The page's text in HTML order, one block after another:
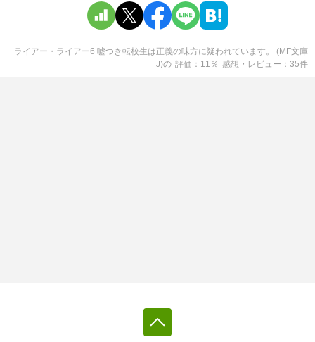
ライアー・ライアー6 嘘つき転校生は正義の味方に疑われています。 (MF文庫
J)の 評価 11 ％ 感想・レビュー 35件